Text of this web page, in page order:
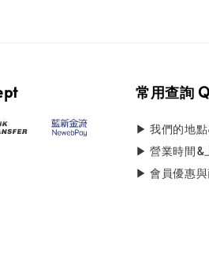
常用查詢
▶ 我們的地
▶ 營業時間&
▶ 會員優惠與